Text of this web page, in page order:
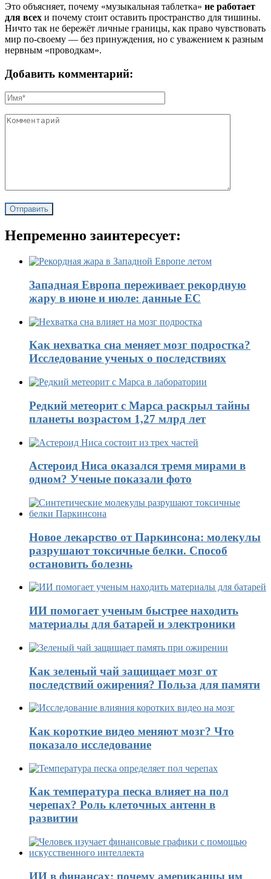
Это объясняет, почему «музыкальная таблетка» не работает
для всех и почему стоит оставить пространство для тишины.
Ничто так не бережёт личные границы, как право чувствовать
мир по‑своему — без принуждения, но с уважением к разным
нервным «проводкам».
Добавить комментарий:
Непременно заинтересует:
Западная Европа переживает рекордную
жару в июне и июле: данные ЕС
Как нехватка сна меняет мозг подростка?
Исследование ученых о последствиях
Редкий метеорит с Марса раскрыл тайны
планеты возрастом 1,27 млрд лет
Астероид Ниса оказался тремя мирами в
одном? Ученые показали фото
Новое лекарство от Паркинсона: молекулы
разрушают токсичные белки. Способ
остановить болезнь
ИИ помогает ученым быстрее находить
материалы для батарей и электроники
Как зеленый чай защищает мозг от
последствий ожирения? Польза для памяти
Как короткие видео меняют мозг? Что
показало исследование
Как температура песка влияет на пол
черепах? Роль клеточных антенн в
развитии
ИИ в финансах: почему американцы им